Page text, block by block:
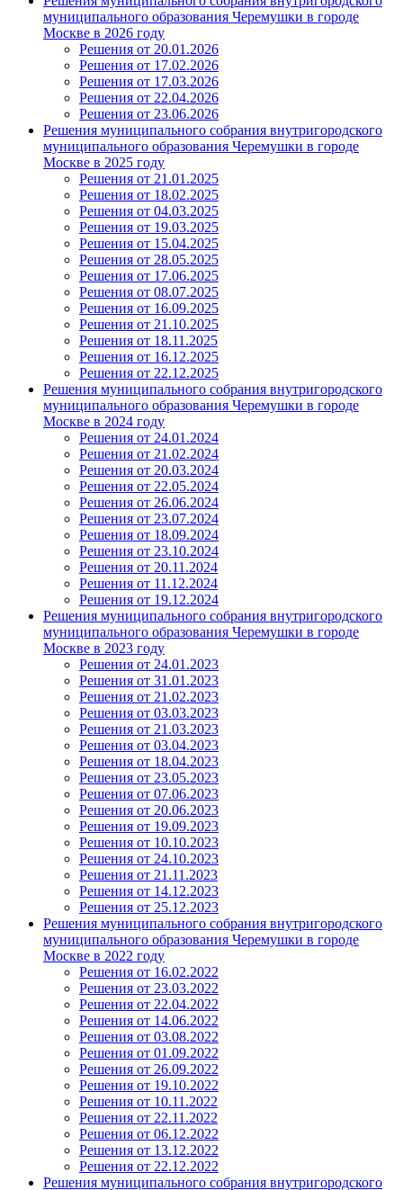
муниципального образования Черемушки в городе
Москве в 2026 году
Решения от 20.01.2026
Решения от 17.02.2026
Решения от 17.03.2026
Решения от 22.04.2026
Решения от 23.06.2026
Решения муниципального собрания внутригородского
муниципального образования Черемушки в городе
Москве в 2025 году
Решения от 21.01.2025
Решения от 18.02.2025
Решения от 04.03.2025
Решения от 19.03.2025
Решения от 15.04.2025
Решения от 28.05.2025
Решения от 17.06.2025
Решения от 08.07.2025
Решения от 16.09.2025
Решения от 21.10.2025
Решения от 18.11.2025
Решения от 16.12.2025
Решения от 22.12.2025
Решения муниципального собрания внутригородского
муниципального образования Черемушки в городе
Москве в 2024 году
Решения от 24.01.2024
Решения от 21.02.2024
Решения от 20.03.2024
Решения от 22.05.2024
Решения от 26.06.2024
Решения от 23.07.2024
Решения от 18.09.2024
Решения от 23.10.2024
Решения от 20.11.2024
Решения от 11.12.2024
Решения от 19.12.2024
Решения муниципального собрания внутригородского
муниципального образования Черемушки в городе
Москве в 2023 году
Решения от 24.01.2023
Решения от 31.01.2023
Решения от 21.02.2023
Решения от 03.03.2023
Решения от 21.03.2023
Решения от 03.04.2023
Решения от 18.04.2023
Решения от 23.05.2023
Решения от 07.06.2023
Решения от 20.06.2023
Решения от 19.09.2023
Решения от 10.10.2023
Решения от 24.10.2023
Решения от 21.11.2023
Решения от 14.12.2023
Решения от 25.12.2023
Решения муниципального собрания внутригородского
муниципального образования Черемушки в городе
Москве в 2022 году
Решения от 16.02.2022
Решения от 23.03.2022
Решения от 22.04.2022
Решения от 14.06.2022
Решения от 03.08.2022
Решения от 01.09.2022
Решения от 26.09.2022
Решения от 19.10.2022
Решения от 10.11.2022
Решения от 22.11.2022
Решения от 06.12.2022
Решения от 13.12.2022
Решения от 22.12.2022
Решения муниципального собрания внутригородского